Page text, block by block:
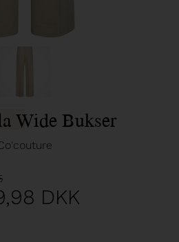
Wide Bukser
DKK